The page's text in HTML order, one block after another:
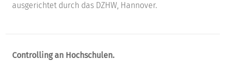
ausgerichtet durch das DZHW, Hannover.
Controlling an Hochschulen.